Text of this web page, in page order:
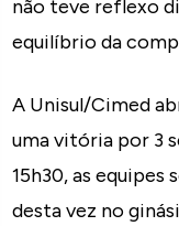
não teve reflexo
equilíbrio da
A Unisul/Cimed
uma vitória por 3
15h30, as equipes
desta vez no